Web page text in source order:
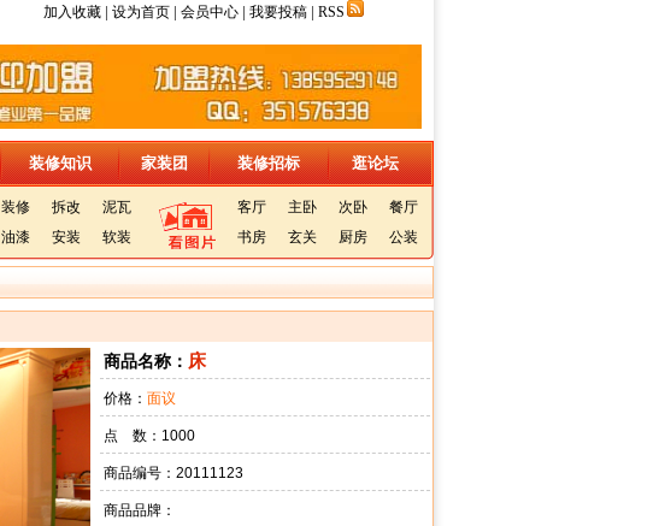
加入收藏 | 设为首页 | 会员中心 | 我要投稿 | RSS
装修知识 家装团 装修招标 逛论坛
装修 拆改
泥瓦
油漆 安装 软装
客厅 主卧 次卧
餐厅
书房
玄关 厨房 公装
商品名称： 床
价格： 面议
点 数：1000
商品编号：20111123
商品品牌：